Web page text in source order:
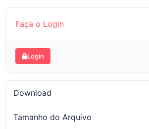
Faça o Login
Login
Download
Tamanho do Arquivo